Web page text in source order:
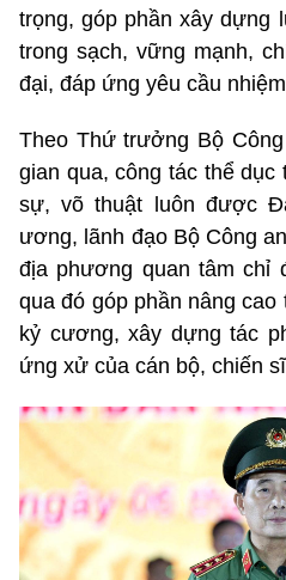
trọng, góp phần xây dựng
trong sạch, vững mạnh,
đại, đáp ứng yêu cầu
Theo Thứ trưởng Bộ
gian qua, công tác thể dục
sự, võ thuật luôn được
ương, lãnh đạo Bộ Công
địa phương quan tâm chỉ
qua đó góp phần nâng
kỷ cương, xây dựng tác
ứng xử của cán bộ, chiến